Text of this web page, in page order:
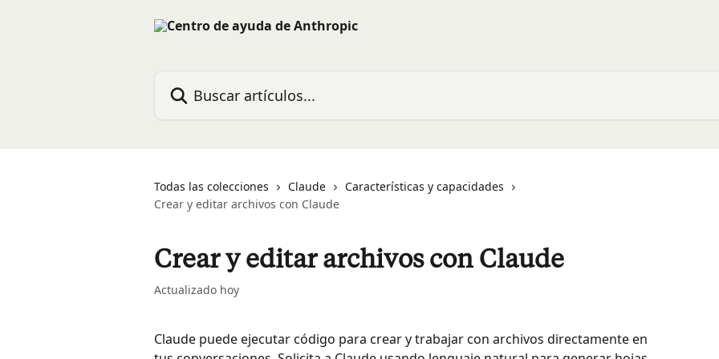
Todas las colecciones Claude
Características y capacidades
Crear y editar archivos con Claude
Crear y editar archivos con Claude
Actualizado hoy
Claude puede ejecutar código para crear y trabajar con archivos directamente en